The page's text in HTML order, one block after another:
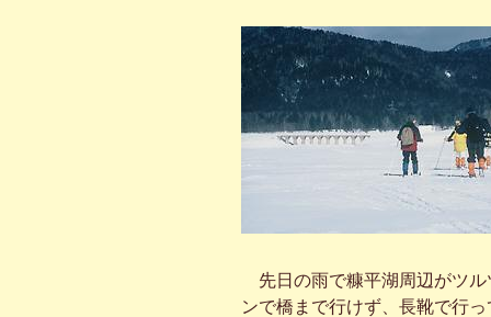
先日の雨で糠平湖周辺がツル
ンで橋まで行けず、長靴で行